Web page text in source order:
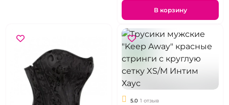
В корзину
5.0 1 отзыв